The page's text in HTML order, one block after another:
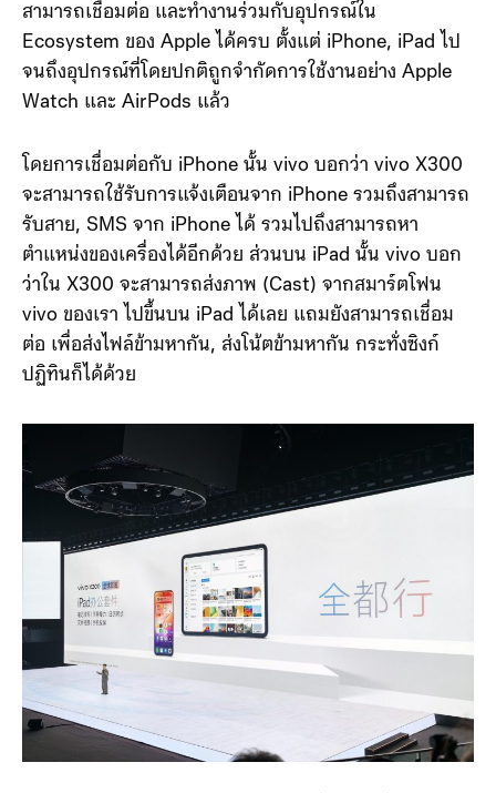
สามารถเชื่อมต่อ และทำงานร่วมกับอุปกรณ์ใน
Ecosystem ของ Apple ได้ครบ ตั้งแต่ iPhone, iPad ไป
จนถึงอุปกรณ์ที่โดยปกติถูกจำกัดการใช้งานอย่าง Apple
Watch และ AirPods แล้ว
โดยการเชื่อมต่อกับ iPhone นั้น vivo บอกว่า vivo X300
จะสามารถใช้รับการแจ้งเตือนจาก iPhone รวมถึงสามารถ
รับสาย, SMS จาก iPhone ได้ รวมไปถึงสามารถหา
ตำแหน่งของเครื่องได้อีกด้วย ส่วนบน iPad นั้น vivo บอก
ว่าใน X300 จะสามารถส่งภาพ (Cast) จากสมาร์ตโฟน
vivo ของเรา ไปขึ้นบน iPad ได้เลย แถมยังสามารถเชื่อม
ต่อ เพื่อส่งไฟล์ข้ามหากัน, ส่งโน้ตข้ามหากัน กระทั่งซิงก์
ปฏิทินก็ได้ด้วย